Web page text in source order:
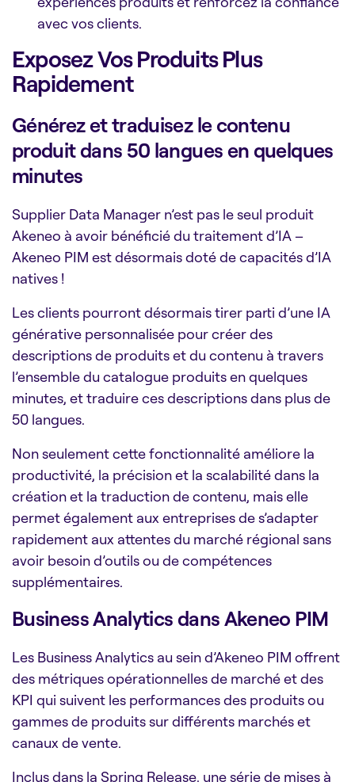
avec vos clients.
Exposez Vos Produits Plus
Rapidement
Générez et traduisez le contenu
produit dans 50 langues en quelques
minutes
Supplier Data Manager n’est pas le seul produit
Akeneo à avoir bénéficié du traitement d’IA –
Akeneo PIM est désormais doté de capacités d’IA
natives !
Les clients pourront désormais tirer parti d’une IA
générative personnalisée pour créer des
descriptions de produits et du contenu à travers
l’ensemble du catalogue produits en quelques
minutes, et traduire ces descriptions dans plus de
50 langues.
Non seulement cette fonctionnalité améliore la
productivité, la précision et la scalabilité dans la
création et la traduction de contenu, mais elle
permet également aux entreprises de s’adapter
rapidement aux attentes du marché régional sans
avoir besoin d’outils ou de compétences
supplémentaires.
Business Analytics dans Akeneo PIM
Les Business Analytics au sein d’Akeneo PIM offrent
des métriques opérationnelles de marché et des
KPI qui suivent les performances des produits ou
gammes de produits sur différents marchés et
canaux de vente.
Inclus dans la Spring Release, une série de mises à